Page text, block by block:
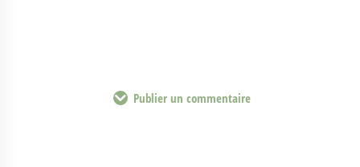
Publier un commentaire